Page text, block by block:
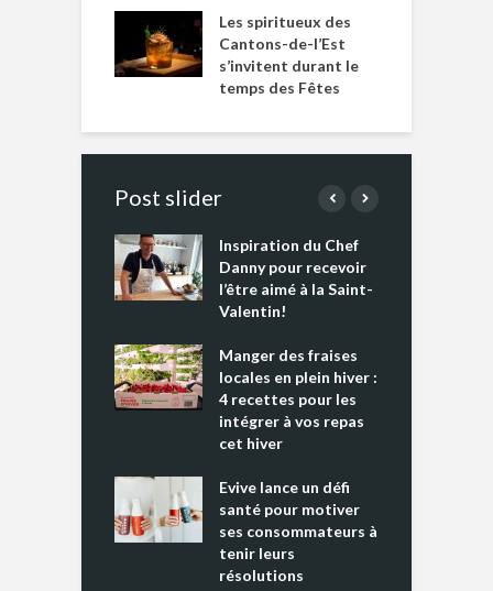
Les spiritueux des
Cantons-de-l’Est
s’invitent durant le
temps des Fêtes
Post slider
Inspiration du Chef
Danny pour recevoir
l’être aimé à la Saint-
Valentin!
Manger des fraises
locales en plein hiver :
4 recettes pour les
intégrer à vos repas
cet hiver
Evive lance un défi
santé pour motiver
ses consommateurs à
tenir leurs
résolutions